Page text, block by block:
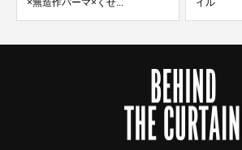
×無造作パーマ×くせ...
イル